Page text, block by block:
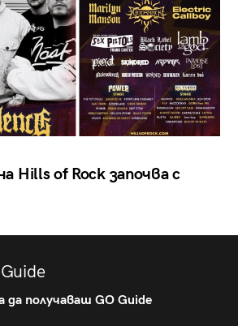
Hills of Rock започва с
да получаваш GO Guide